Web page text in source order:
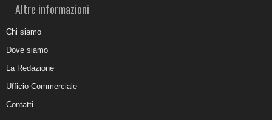
Altre informazioni
Chi siamo
Dove siamo
La Redazione
Ufficio Commerciale
Contatti